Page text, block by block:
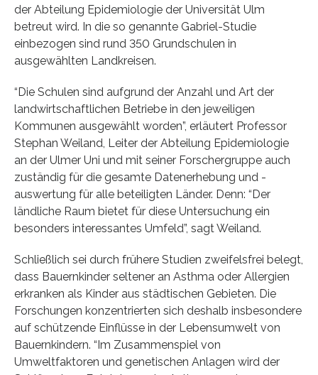
der Abteilung Epidemiologie der Universität Ulm
betreut wird. In die so genannte Gabriel-Studie
einbezogen sind rund 350 Grundschulen in
ausgewählten Landkreisen.
“Die Schulen sind aufgrund der Anzahl und Art der
landwirtschaftlichen Betriebe in den jeweiligen
Kommunen ausgewählt worden”, erläutert Professor
Stephan Weiland, Leiter der Abteilung Epidemiologie
an der Ulmer Uni und mit seiner Forschergruppe auch
zuständig für die gesamte Datenerhebung und -
auswertung für alle beteiligten Länder. Denn: “Der
ländliche Raum bietet für diese Untersuchung ein
besonders interessantes Umfeld”, sagt Weiland.
Schließlich sei durch frühere Studien zweifelsfrei belegt,
dass Bauernkinder seltener an Asthma oder Allergien
erkranken als Kinder aus städtischen Gebieten. Die
Forschungen konzentrierten sich deshalb insbesondere
auf schützende Einflüsse in der Lebensumwelt von
Bauernkindern. “Im Zusammenspiel von
Umweltfaktoren und genetischen Anlagen wird der